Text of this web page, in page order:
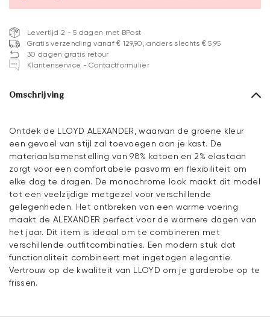
Levertijd 2 - 5 dagen met BPost
Gratis verzending vanaf € 129,90, anders slechts € 5,95
30 dagen gratis retour
Klantenservice - Contactformulier
Omschrijving
Ontdek de LLOYD ALEXANDER, waarvan de groene kleur
een gevoel van stijl zal toevoegen aan je kast. De
materiaalsamenstelling van 98% katoen en 2% elastaan
zorgt voor een comfortabele pasvorm en flexibiliteit om
elke dag te dragen. De monochrome look maakt dit model
tot een veelzijdige metgezel voor verschillende
gelegenheden. Het ontbreken van een warme voering
maakt de ALEXANDER perfect voor de warmere dagen van
het jaar. Dit item is ideaal om te combineren met
verschillende outfitcombinaties. Een modern stuk dat
functionaliteit combineert met ingetogen elegantie.
Vertrouw op de kwaliteit van LLOYD om je garderobe op te
frissen.